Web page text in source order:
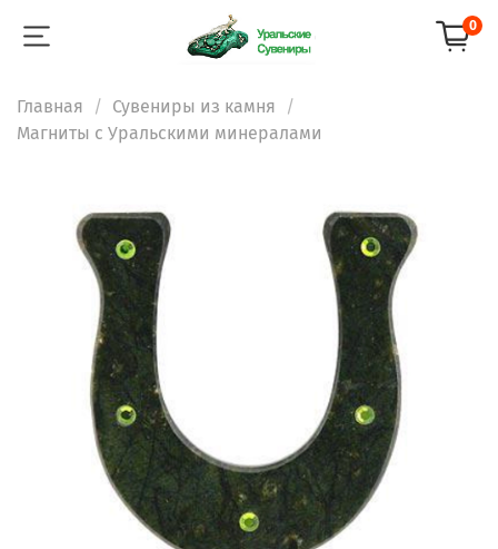
0
Главная
Сувениры из камня
Магниты с Уральскими минералами